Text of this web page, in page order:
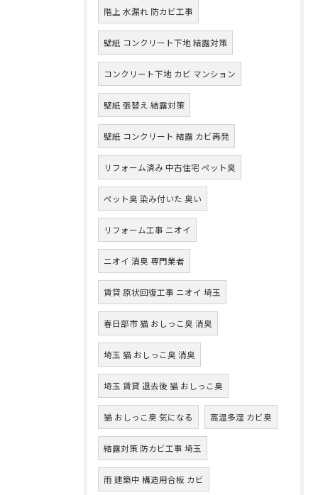
階上 水漏れ 防カビ工事
壁紙 コンクリート下地 結露対策
コンクリート下地 カビ マンション
壁紙 張替え 結露対策
壁紙 コンクリート 結露 カビ再発
リフォーム済み 中古住宅 ペット臭
ペット臭 染み付いた 臭い
リフォーム工事 ニオイ
ニオイ 消臭 専門業者
賃貸 原状回復工事 ニオイ 埼玉
春日部市 猫 おしっこ臭 消臭
埼玉 猫 おしっこ臭 消臭
埼玉 賃貸 退去後 猫 おしっこ臭
猫 おしっこ臭 気になる 高温多湿 カビ臭
結露対策 防カビ工事 埼玉
雨 建築中 構造用合板 カビ